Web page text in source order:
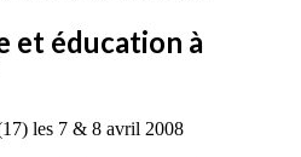
et éducation à
les 7 & 8 avril 2008